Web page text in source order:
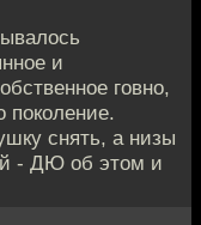
и
говно,
поколение.
снять, а низы
- ДЮ об этом и